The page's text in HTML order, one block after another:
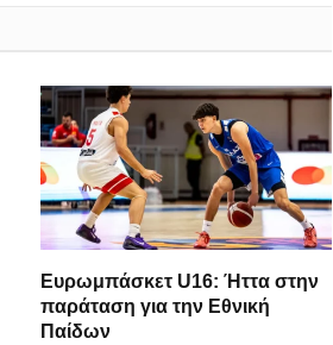
Ευρωμπάσκετ U16: Ήττα στην
παράταση για την Εθνική
Παίδων